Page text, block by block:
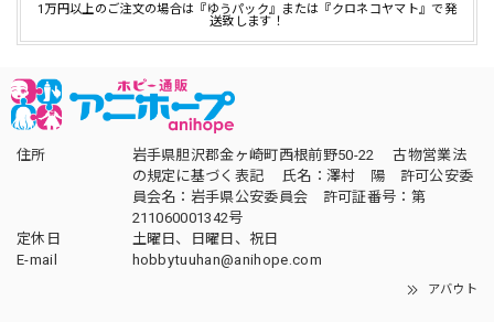
1万円以上のご注文の場合は『ゆうパック』または『クロネコヤマト』で発
送致します！
住所
岩手県胆沢郡金ヶ崎町西根前野50-22 古物営業法
の規定に基づく表記 氏名：澤村 陽 許可公安委
員会名：岩手県公安委員会 許可証番号：第
211060001342号
定休日
土曜日、日曜日、祝日
E-mail
hobbytuuhan@anihope.com
アバウト